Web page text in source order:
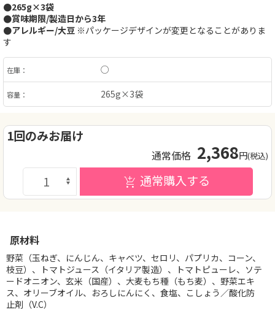
●265g×3袋
●賞味期限/製造日から3年
●アレルギー/大豆 ※パッケージデザインが変更となることがありま
す
在庫： ○
容量： 265g×3袋
1回のみお届け
通常価格 2,368円(税込)
通常購入する
原材料
野菜（玉ねぎ、にんじん、キャベツ、セロリ、パプリカ、コーン、
枝豆）、トマトジュース（イタリア製造）、トマトピューレ、ソテ
ードオニオン、玄米（国産）、大麦もち種（もち麦）、野菜エキ
ス、オリーブオイル、おろしにんにく、食塩、こしょう／酸化防
止剤（V.C）